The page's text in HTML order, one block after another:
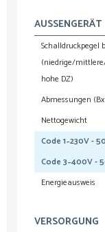
AUSSENGERÄT
Schalldruckpegel
(niedrige/
hohe DZ)
Abmessungen
Nettogewicht
Code 1~230V -
Code 3~400V -
Energieausweis
VERSORGUNG